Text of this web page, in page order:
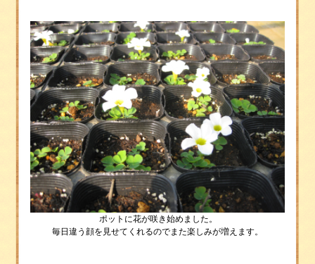
ポットに花が咲き始めました。
毎日違う顔を見せてくれるのでまた楽しみが増えます。